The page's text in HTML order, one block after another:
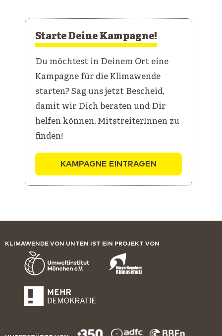
Starte Deine Kampagne!
Du möchtest in Deinem Ort eine
Kampagne für die Klimawende
starten? Sag uns jetzt Bescheid,
damit wir Dich beraten und Dir
helfen können, MitstreiterInnen zu
finden!
KAMPAGNE EINTRAGEN
KLIMAWENDE VON UNTEN IST EIN PROJEKT VON